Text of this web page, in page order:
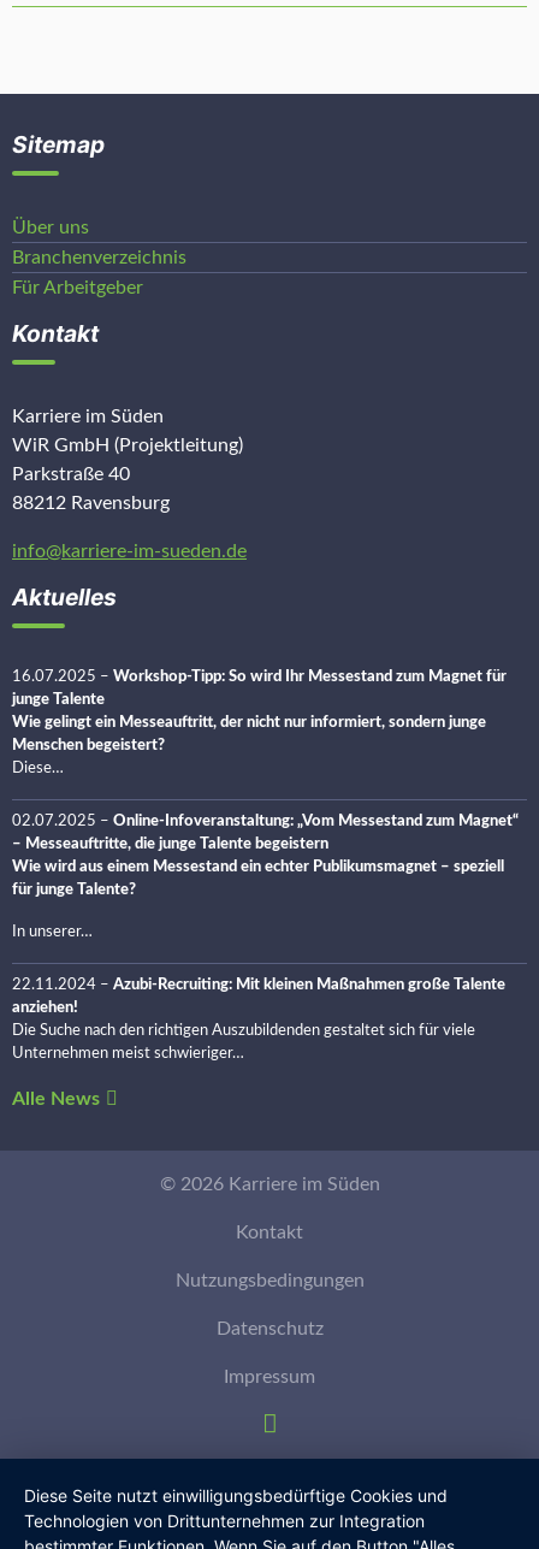
Sitemap
Über uns
Branchenverzeichnis
Für Arbeitgeber
Kontakt
Karriere im Süden
WiR GmbH (Projektleitung)
Parkstraße 40
88212 Ravensburg
info@karriere-im-sueden.de
Aktuelles
16.07.2025 – Workshop-Tipp: So wird Ihr Messestand zum Magnet für
junge Talente
Wie gelingt ein Messeauftritt, der nicht nur informiert, sondern junge
Menschen begeistert?
Diese…
02.07.2025 – Online-Infoveranstaltung: „Vom Messestand zum Magnet“
– Messeauftritte, die junge Talente begeistern
Wie wird aus einem Messestand ein echter Publikumsmagnet – speziell
für junge Talente?
In unserer…
22.11.2024 – Azubi-Recruiting: Mit kleinen Maßnahmen große Talente
anziehen!
Die Suche nach den richtigen Auszubildenden gestaltet sich für viele
Unternehmen meist schwieriger…
Alle News
© 2026 Karriere im Süden
Kontakt
Nutzungsbedingungen
Datenschutz
Impressum
Diese Seite nutzt einwilligungsbedürftige Cookies und
Technologien von Drittunternehmen zur Integration